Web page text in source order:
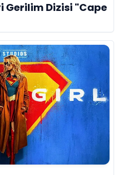
Gerilim Dizisi "Cape